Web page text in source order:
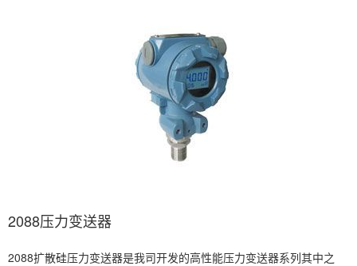
2088压力变送器
2088扩散硅压力变送器是我司开发的高性能压力变送器系列其中之